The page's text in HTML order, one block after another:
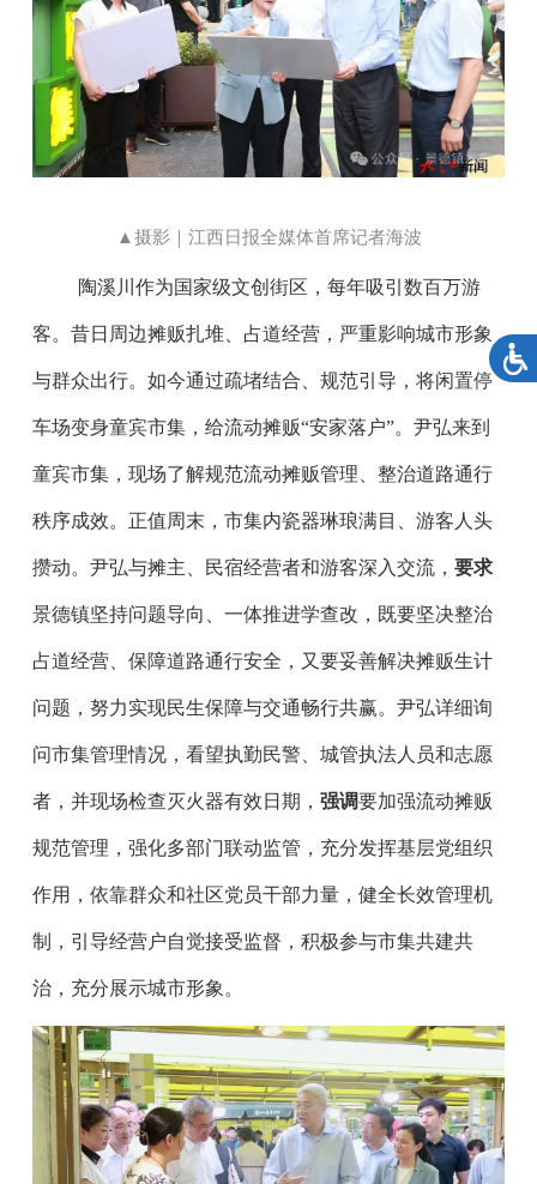
▲摄影｜江西日报全媒体首席记者海波
陶溪川作为国家级文创街区，每年吸引数百万游
客。昔日周边摊贩扎堆、占道经营，严重影响城市形象
与群众出行。如今通过疏堵结合、规范引导，将闲置停
车场变身童宾市集，给流动摊贩“安家落户”。尹弘来到
童宾市集，现场了解规范流动摊贩管理、整治道路通行
秩序成效。正值周末，市集内瓷器琳琅满目、游客人头
攒动。尹弘与摊主、民宿经营者和游客深入交流， 要求
景德镇坚持问题导向、一体推进学查改，既要坚决整治
占道经营、保障道路通行安全，又要妥善解决摊贩生计
问题，努力实现民生保障与交通畅行共赢。尹弘详细询
问市集管理情况，看望执勤民警、城管执法人员和志愿
者，并现场检查灭火器有效日期， 强调要加强流动摊贩
规范管理，强化多部门联动监管，充分发挥基层党组织
作用，依靠群众和社区党员干部力量，健全长效管理机
制，引导经营户自觉接受监督，积极参与市集共建共
治，充分展示城市形象。